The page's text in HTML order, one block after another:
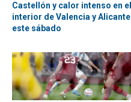
Castellón y calor intenso en el
interior de Valencia y Alicante
este sábado